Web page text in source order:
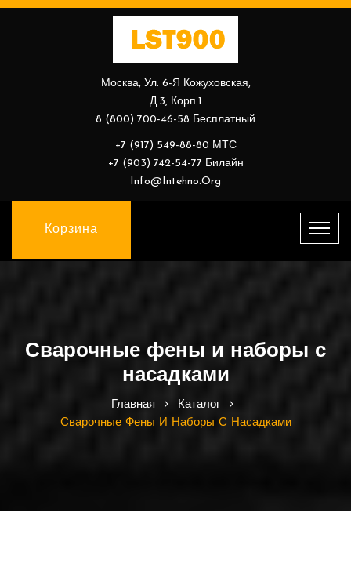
Москва, Ул. 6-Я Кожуховская,
Д.3, Корп.1
8 (800) 700-46-58 Бесплатный
+7 (917) 549-88-80 МТС
+7 (903) 742-54-77 Билайн
Info@intehno.org
Корзина
Сварочные фены и наборы с
насадками
Главная
Каталог
Сварочные Фены И Наборы С Насадками